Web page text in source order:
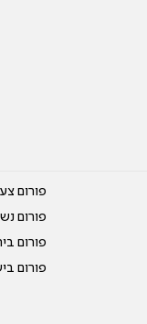
פורום
פורום
פורום
פורום